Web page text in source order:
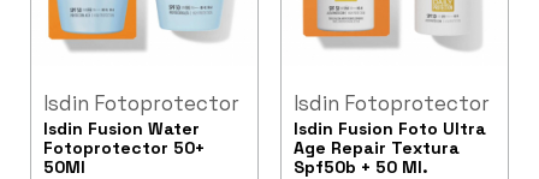
Isdin Fotoprotector
Isdin Fusion Water
Fotoprotector 50+
50Ml
Isdin Fotoprotector
Isdin Fusion Foto Ultra
Age Repair Textura
Spf50b + 50 Ml.